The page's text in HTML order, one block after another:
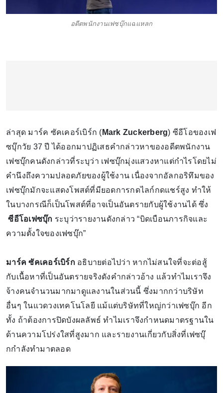
อดีตพนักงานเฟซบุ๊กแฉแหลก
ล่าสุด มาร์ค ซัคเคอร์เบิร์ก ( Mark Zuckerberg) ซีอีโอของเฟ
ซบุ๊กวัย 37 ปี ได้ออกมาปฏิเสธคำกล่าวหาของอดีตพนักงาน
เฟซบุ๊กคนดังกล่าวที่ระบุว่า เฟซบุ๊กมุ่งแสวงหาแต่กำไรโดยไม่
คำนึงถึงความปลอดภัยของผู้ใช้งาน เนื่องจากอัลกอริทึมของ
เฟซบุ๊กมักจะแสดงโพสต์ที่มียอดการกดไลก์กดแชร์สูง ทำให้
ในบางกรณีก็เป็นโพสต์ที่อาจเป็นอันตรายกับผู้ใช้งานได้ ซึ่ง
ซีอีโอเฟซบุ๊ก ระบุว่ารายงานดังกล่าว “บิดเบือนภารกิจและ
ความตั้งใจของเฟซบุ๊ก”
มาร์ค ซัคเคอร์เบิร์กอธิบายต่อไปว่า หากไม่สนใจที่จะต่อสู้
กับเนื้อหาที่เป็นอันตรายจริงดังคำกล่าวอ้าง แล้วทำไมเราจึง
จ้างคนจำนวนมากมาดูแลงานในส่วนนี้ ซึ่งมากกว่าบริษัท
อื่นๆ ในแวดวงเทคโนโลยี แม้แต่บริษัทที่ใหญ่กว่าเฟซบุ๊ก อีก
ทั้ง ถ้าต้องการปิดบังผลลัพธ์ ทำไมเราจึงกำหนดมาตรฐานใน
ด้านความโปร่งใสที่สูงมาก และรายงานเกี่ยวกับสิ่งที่เฟซบุ๊
กกำลังทำมาตลอด